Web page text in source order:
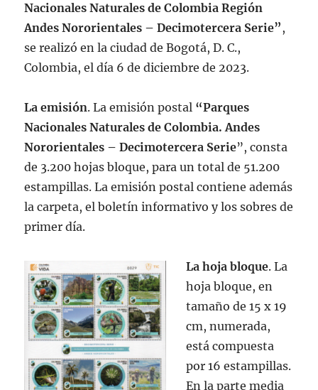
Nacionales Naturales de Colombia Región
Andes Nororientales – Decimotercera Serie” ,
se realizó en la ciudad de Bogotá, D. C.,
Colombia, el día 6 de diciembre de 2023.
La emisión. La emisión postal “Parques
Nacionales Naturales de Colombia. Andes
Nororientales – Decimotercera Serie”, consta
de 3.200 hojas bloque, para un total de 51.200
estampillas. La emisión postal contiene además
la carpeta, el boletín informativo y los sobres de
primer día.
La hoja bloque. La
hoja bloque, en
tamaño de 15 x 19
cm, numerada,
está compuesta
por 16 estampillas.
En la parte media